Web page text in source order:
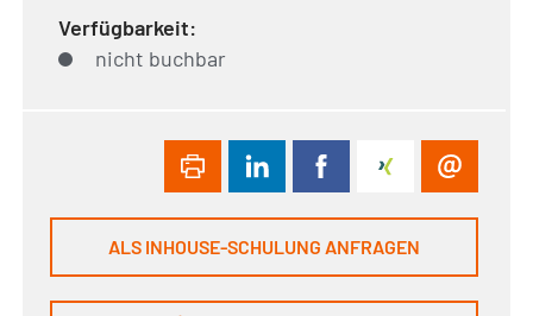
Verfügbarkeit:
nicht buchbar
ALS INHOUSE-SCHULUNG ANFRAGEN